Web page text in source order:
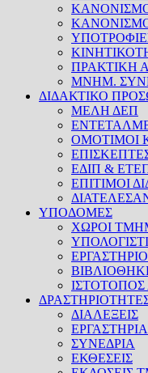
ΠΡΑΚΤΙΚΗ
ΜΝΗΜ.
ΔΙΔΑΚΤΙΚΟ
ΜΕΛΗ ΔΕΠ
ΟΜΟΤΙΜΟΙ
ΕΔΙΠ &
ΕΠΙΤΙΜΟΙ
ΥΠΟΔΟΜΕΣ
ΧΩΡΟΙ
ΔΙΑΛΕΞΕΙΣ
ΕΡΓΑΣΤΗΡΙΑ
ΣΥΝΕΔΡΙΑ
ΕΚΘΕΣΕΙΣ